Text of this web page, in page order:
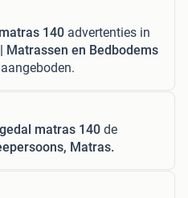
140 advertenties in
Matrassen en Bedbodems
matras 140 de
Matras.